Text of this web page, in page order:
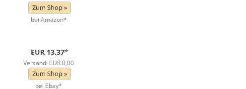
Zum Shop »
bei Amazon*
EUR 13,37*
Versand: EUR 0,00
Zum Shop »
bei Ebay*